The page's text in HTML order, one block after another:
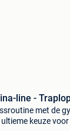
line -
met de
keuze